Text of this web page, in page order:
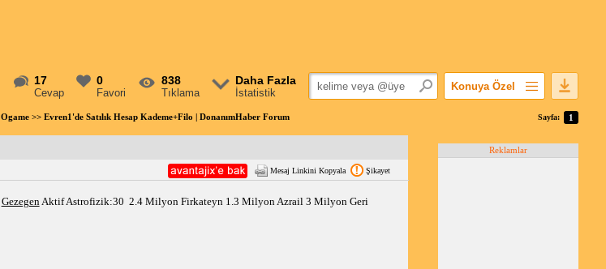
17
Cevap
0
Favori
838
Tıklama
Daha Fazla
İstatistik
Konuya Özel
Popüler Mesajlar
Ogame>> Evren1'de Satılık Hesap Kademe+Filo | DonanımHaber Forum Sayfa: 1
Mesaj Linkini Kopyala Şikayet
Gezegen Aktif Astrofizik:30  2.4 Milyon Firkateyn 1.3 Milyon Azrail 3 Milyon Geri
Reklamlar